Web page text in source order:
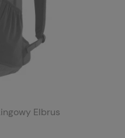
Elbrus